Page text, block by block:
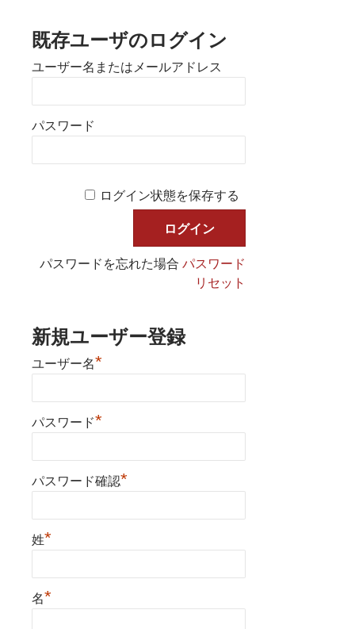
既存ユーザのログイン
ユーザー名またはメールアドレス
パスワード
ログイン状態を保存する
パスワードを忘れた場合パスワード
リセット
新規ユーザー登録
ユーザー名*
パスワード*
パスワード確認*
姓*
名*